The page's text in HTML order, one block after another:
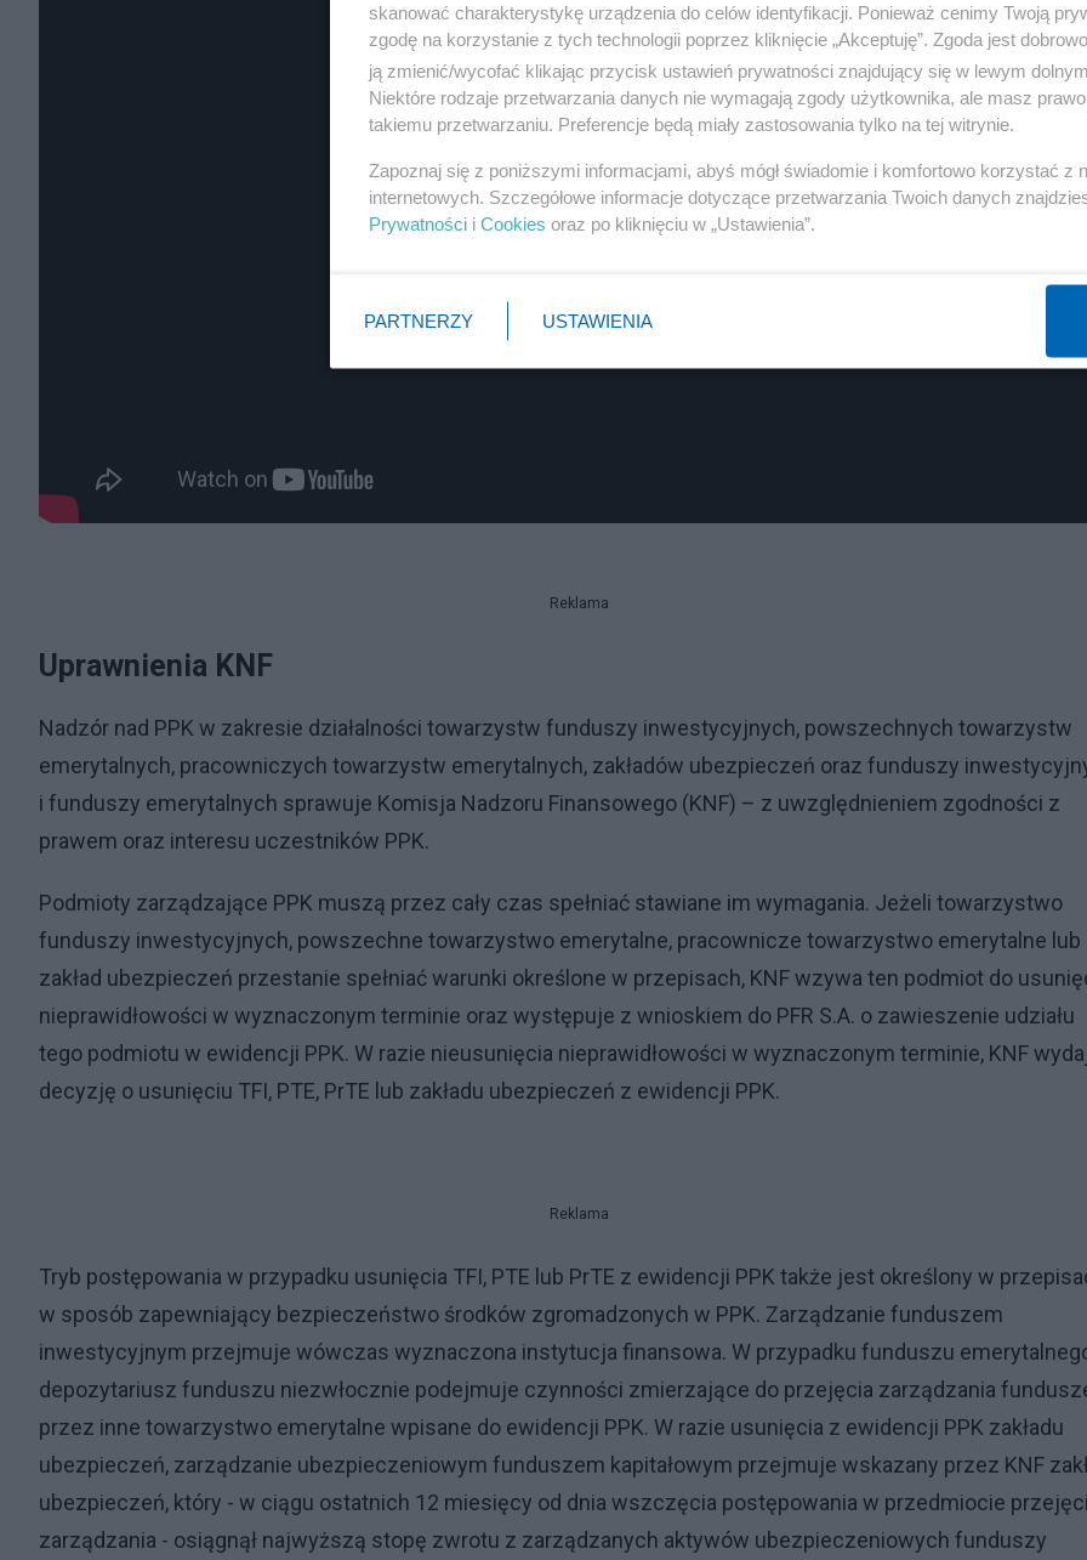
Reklama
Uprawnienia KNF
Nadzór nad PPK w zakresie działalności towarzystw funduszy inwestycyjnych, powszechnych towarzystw
emerytalnych, pracowniczych towarzystw emerytalnych, zakładów ubezpieczeń oraz funduszy
i funduszy emerytalnych sprawuje Komisja Nadzoru Finansowego (KNF) – z uwzględnieniem zgodności z
prawem oraz interesu uczestników PPK.
Podmioty zarządzające PPK muszą przez cały czas spełniać stawiane im wymagania. Jeżeli towarzystwo
funduszy inwestycyjnych, powszechne towarzystwo emerytalne, pracownicze towarzystwo emerytalne lub
zakład ubezpieczeń przestanie spełniać warunki określone w przepisach, KNF wzywa ten podmiot do
nieprawidłowości w wyznaczonym terminie oraz występuje z wnioskiem do PFR S.A. o zawieszenie udziału
tego podmiotu w ewidencji PPK. W razie nieusunięcia nieprawidłowości w wyznaczonym terminie, KNF
decyzję o usunięciu TFI, PTE, PrTE lub zakładu ubezpieczeń z ewidencji PPK.
Reklama
Tryb postępowania w przypadku usunięcia TFI, PTE lub PrTE z ewidencji PPK także jest określony w
w sposób zapewniający bezpieczeństwo środków zgromadzonych w PPK. Zarządzanie funduszem
inwestycyjnym przejmuje wówczas wyznaczona instytucja finansowa. W przypadku funduszu
depozytariusz funduszu niezwłocznie podejmuje czynności zmierzające do przejęcia zarządzania
przez inne towarzystwo emerytalne wpisane do ewidencji PPK. W razie usunięcia z ewidencji PPK zakładu
ubezpieczeń, zarządzanie ubezpieczeniowym funduszem kapitałowym przejmuje wskazany przez KNF
ubezpieczeń, który - w ciągu ostatnich 12 miesięcy od dnia wszczęcia postępowania w przedmiocie
zarządzania - osiągnął najwyższą stopę zwrotu z zarządzanych aktywów ubezpieczeniowych funduszy
skanować charakterystykę urządzenia do celów identyfikacji. Ponieważ cenimy Twoją
zgodę na korzystanie z tych technologii poprzez kliknięcie „Akceptuję”. Zgoda jest
ją zmienić/wycofać klikając przycisk ustawień prywatności znajdujący się w lewym
Niektóre rodzaje przetwarzania danych nie wymagają zgody użytkownika, ale masz
takiemu przetwarzaniu. Preferencje będą miały zastosowania tylko na tej witrynie.
Zapoznaj się z poniższymi informacjami, abyś mógł świadomie i komfortowo korzystać z
internetowych. Szczegółowe informacje dotyczące przetwarzania Twoich danych
Prywatności i Cookies oraz po kliknięciu w „Ustawienia”.
PARTNERZY USTAWIENIA